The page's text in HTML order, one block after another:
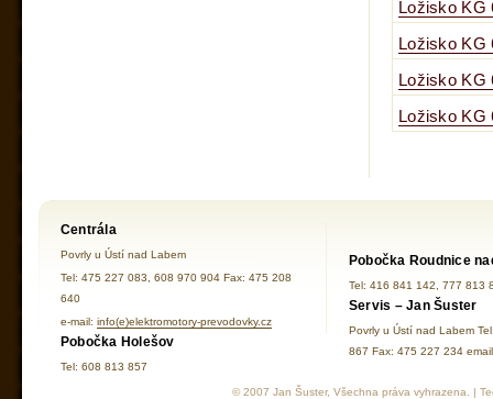
Ložisko KG
Ložisko KG
Ložisko KG
Ložisko KG
Centrála
Povrly u Ústí nad Labem
Tel: 475 227 083, 608 970 904 Fax: 475 208
640
e-mail: info(e)elektromotory-prevodovky.cz
Pobočka Holešov
Tel: 608 813 857
Pobočka Roudnice
Tel: 416 841 142, 777 813
Servis – Jan Šuster
Povrly u Ústí nad Labem
867 Fax: 475 227 234
© 2007 Jan Šuster, Všechna práva vyhrazena. |